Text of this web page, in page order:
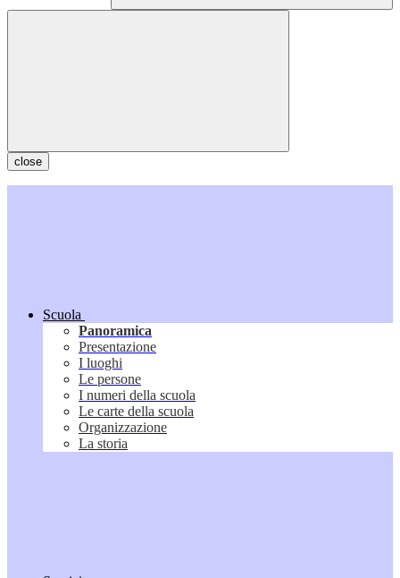
close
Scuola
Panoramica
Presentazione
I luoghi
Le persone
I numeri della scuola
Le carte della scuola
Organizzazione
La storia